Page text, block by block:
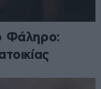
Φάληρο: